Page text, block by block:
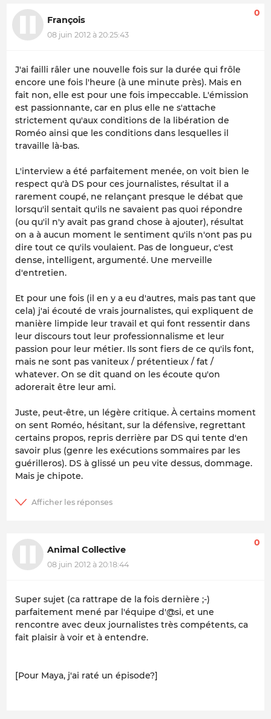
François
08 juin 2012 à 20:25:43
0
J'ai failli râler une nouvelle fois sur la durée qui frôle
encore une fois l'heure (à une minute près). Mais en
fait non, elle est pour une fois impeccable. L'émission
est passionnante, car en plus elle ne s'attache
strictement qu'aux conditions de la libération de
Roméo ainsi que les conditions dans lesquelles il
travaille là-bas.
L'interview a été parfaitement menée, on voit bien le
respect qu'à DS pour ces journalistes, résultat il a
rarement coupé, ne relançant presque le débat que
lorsqu'il sentait qu'ils ne savaient pas quoi répondre
(ou qu'il n'y avait pas grand chose à ajouter), résultat
on a à aucun moment le sentiment qu'ils n'ont pas pu
dire tout ce qu'ils voulaient. Pas de longueur, c'est
dense, intelligent, argumenté. Une merveille
d'entretien.
Et pour une fois (il en y a eu d'autres, mais pas tant que
cela) j'ai écouté de vrais journalistes, qui expliquent de
manière limpide leur travail et qui font ressentir dans
leur discours tout leur professionnalisme et leur
passion pour leur métier. Ils sont fiers de ce qu'ils font,
mais ne sont pas vaniteux / prétentieux / fat /
whatever. On se dit quand on les écoute qu'on
adorerait être leur ami.
Juste, peut-être, un légère critique. À certains moment
on sent Roméo, hésitant, sur la défensive, regrettant
certains propos, repris derrière par DS qui tente d'en
savoir plus (genre les exécutions sommaires par les
guérilleros). DS à glissé un peu vite dessus, dommage.
Mais je chipote.
Animal Collective
08 juin 2012 à 20:18:44
0
Super sujet (ca rattrape de la fois dernière ;-)
parfaitement mené par l'équipe d'@si, et une
rencontre avec deux journalistes très compétents, ca
fait plaisir à voir et à entendre.
[Pour Maya, j'ai raté un épisode?]